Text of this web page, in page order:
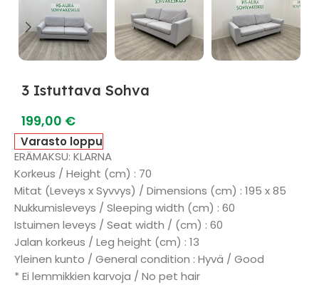
3 Istuttava Sohva
199,00 €
Varasto loppu
ERÄMAKSU: KLARNA
Korkeus / Height (cm) : 70
Mitat (Leveys x Syvvys) / Dimensions (cm) : 195 x 85
Nukkumisleveys / Sleeping width (cm) : 60
Istuimen leveys / Seat width / (cm) : 60
Jalan korkeus / Leg height (cm) : 13
Yleinen kunto / General condition : Hyvä / Good
* Ei lemmikkien karvoja / No pet hair